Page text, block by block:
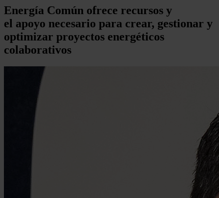
Energía Común ofrece recursos y
el apoyo necesario para crear, gestionar y
optimizar proyectos energéticos
colaborativos